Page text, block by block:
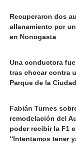
Recuperaron dos
allanamiento por
en Nonogasta
Una conductora
tras chocar contra
Parque de la Ciudad
Fabián Turnes
remodelación del
poder recibir la F1
“Intentamos tener